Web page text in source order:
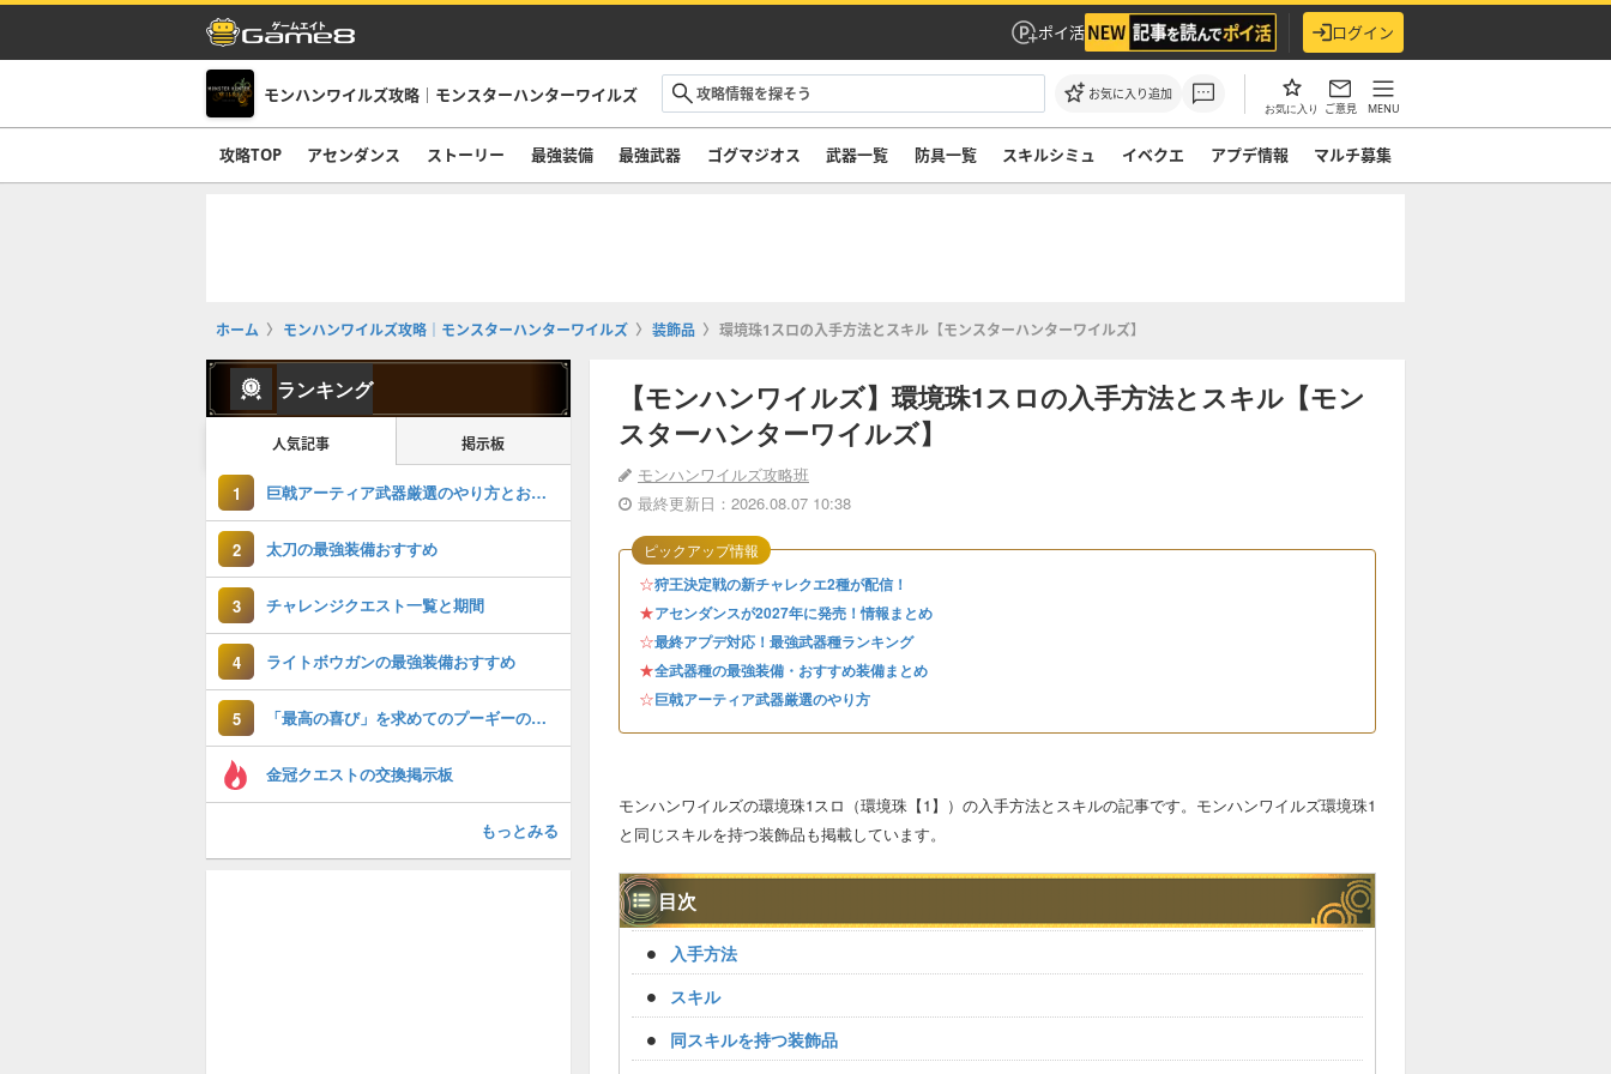
ポイ活 ログイン
モンハンワイルズ攻略｜モンスターハンターワイルズ お気に入り追加
お気に入り ご意見 MENU
攻略TOP アセンダンス ストーリー 最強装備 最強武器 ゴグマジオス 武器一覧 防具一覧 スキルシミュ イベクエ アプデ情報 マルチ募集
ホーム モンハンワイルズ攻略｜モンスターハンターワイルズ 装飾品 環境珠1スロの入手方法とスキル【モンスターハンターワイルズ】
【モンハンワイルズ】環境珠1スロの入手方法とスキル【モン
スターハンターワイルズ】
モンハンワイルズ攻略班
最終更新日：2026.08.07 10:38
☆狩王決定戦の新チャレクエ2種が配信！
★アセンダンスが2027年に発売！情報まとめ
☆最終アプデ対応！最強武器種ランキング
★全武器種の最強装備・おすすめ装備まとめ
☆巨戟アーティア武器厳選のやり方
ピックアップ情報
モンハンワイルズの環境珠1スロ（環境珠【1】）の入手方法とスキルの記事です。モンハンワイルズ環境珠1
と同じスキルを持つ装飾品も掲載しています。
目次
入手方法
スキル
同スキルを持つ装飾品
ランキング
人気記事 掲示板
1 巨戟アーティア武器厳選のやり方とおすすめスキル
2 太刀の最強装備おすすめ
3 チャレンジクエスト一覧と期間
4 ライトボウガンの最強装備おすすめ
5 「最高の喜び」を求めてのプーギーの場所と報酬
金冠クエストの交換掲示板
もっとみる